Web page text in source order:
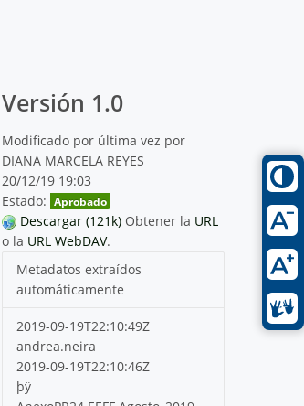
Versión 1.0
Modificado por última vez por
DIANA MARCELA REYES
20/12/19 19:03
Estado: Aprobado
Descargar (121k) Obtener la URL
o la URL WebDAV.
Metadatos extraídos
automáticamente
2019-09-19T22:10:49Z
andrea.neira
2019-09-19T22:10:46Z
þÿ